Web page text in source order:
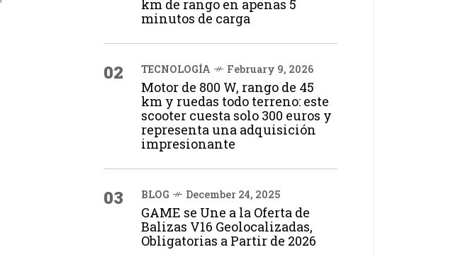
km de rango en apenas 5
minutos de carga
02 TECNOLOGÍA February 9, 2026
Motor de 800 W, rango de 45
km y ruedas todo terreno: este
scooter cuesta solo 300 euros y
representa una adquisición
impresionante
03 BLOG December 24, 2025
GAME se Une a la Oferta de
Balizas V16 Geolocalizadas,
Obligatorias a Partir de 2026